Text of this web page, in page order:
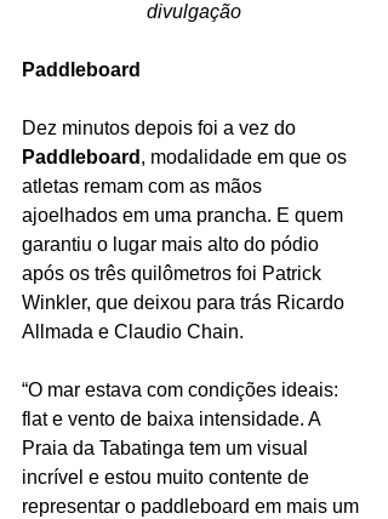
divulgação
Paddleboard
Dez minutos depois foi a vez do
Paddleboard , modalidade em que os
atletas remam com as mãos
ajoelhados em uma prancha. E quem
garantiu o lugar mais alto do pódio
após os três quilômetros foi Patrick
Winkler, que deixou para trás Ricardo
Allmada e Claudio Chain.
“O mar estava com condições ideais:
flat e vento de baixa intensidade. A
Praia da Tabatinga tem um visual
incrível e estou muito contente de
representar o paddleboard em mais um